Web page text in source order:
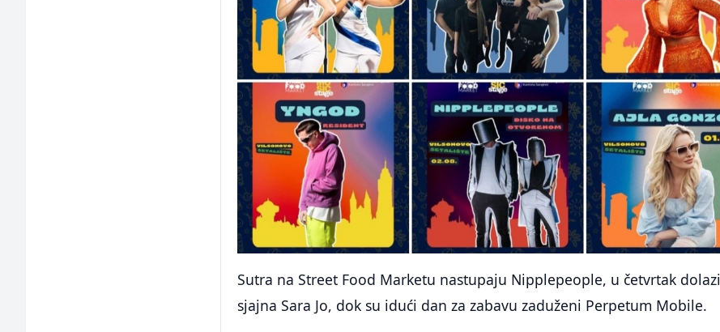
Sutra na Street Food Marketu nastupaju Nipplepeople, u četvrtak dolazi
sjajna Sara Jo, dok su idući dan za zabavu zaduženi Perpetum Mobile.